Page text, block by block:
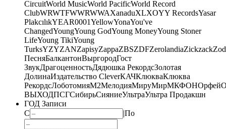
CircuitWorld MusicWorld PacificWorld Record
ClubWRWTFWWRWWAXanaduXLXOYY RecordsYasar
PlakcılıkYEAR0001YellowYonaYou've
ChangedYoungYoung GodYoung MoneyYoung Stoner
LifeYoung TikiYoung
TurksYZYZANZapisyZappaZBSZDFZerolandiaZickzack
ПесняБалкантонВыргородГост
ЗвукДрагоценностьДядюшка РекордсЗолотая
ДолинаИздательство CleverКАЧКлюкваКлюква
РекордсЛоботомияМ2МелодияМируМирМКФОНОрфей
ВЫХОДПСГСибирьСияниеУльтраУльтра Продакшн
ГОД Записи
С
|По